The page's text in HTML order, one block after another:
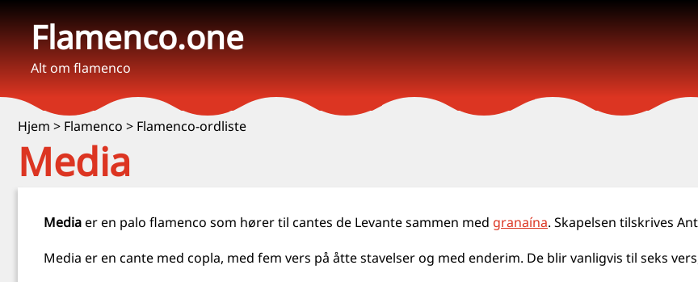
Flamenco.one
Alt om flamenco
Hjem > Flamenco > Flamenco-ordliste
Media
Mediaer en palo flamenco som hører til cantes de Levante sammen med granaína. Skapelsen tilskrives
Media er en cante med copla, med fem vers på åtte stavelser og med enderim. De blir vanligvis til seks